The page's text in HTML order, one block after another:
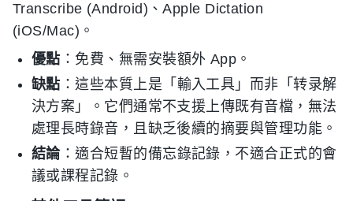
Transcribe (Android)、Apple Dictation
(iOS/Mac)。
優點 ：免費、無需安裝額外 App。
缺點 ：這些本質上是「輸入工具」而非「转录解
決方案」。它們通常不支援上傳既有音檔，無法
處理長時錄音，且缺乏後續的摘要與管理功能。
結論：適合短暫的備忘錄記錄，不適合正式的會
議或課程記錄。